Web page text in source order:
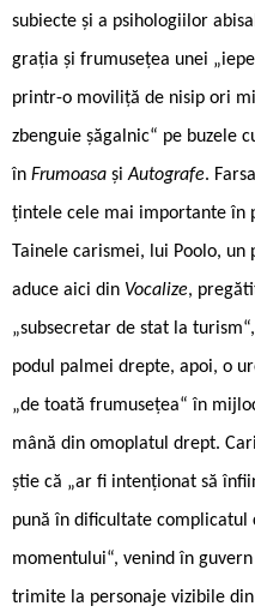
subiecte și a psihologiilor
grația și frumusețea unei
printr-o moviliță de nisip ori
zbenguie șăgalnic“ pe buzele
în Frumoasa șiAutografe.
țintele cele mai importante în
Tainele carismei, lui Poolo, un
aduce aici din Vocalize,
„subsecretar de stat la
podul palmei drepte, apoi, o
„de toată frumusețea“ în
mână din omoplatul drept.
știe că „ar fi intenționat să
pună în dificultate complicatul
momentului“, venind în
trimite la personaje vizibile